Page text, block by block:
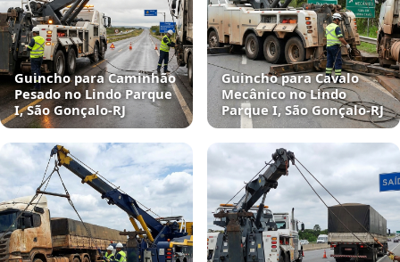
Guincho para Caminhão
Pesado no Lindo Parque
I, São Gonçalo‑RJ
Guincho para Cavalo
Mecânico no Lindo
Parque I, São Gonçalo‑RJ